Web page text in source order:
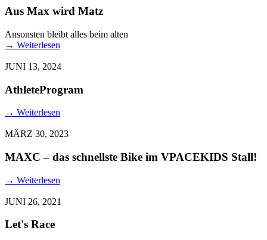
Aus Max wird Matz
Ansonsten bleibt alles beim alten
→ Weiterlesen
JUNI 13, 2024
AthleteProgram
→ Weiterlesen
MÄRZ 30, 2023
MAXC – das schnellste Bike im VPACEKIDS Stall!
→ Weiterlesen
JUNI 26, 2021
Let's Race